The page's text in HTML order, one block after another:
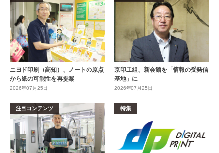
ニヨド印刷（高知）、ノートの原点
から紙の可能性を再提案
2026年07月25日
京印工組、新会館を「情報の受発信
基地」に
2026年07月25日
注目コンテンツ 特集